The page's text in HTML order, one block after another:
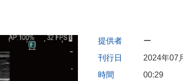
提供者
ー
刊行日
2024年07
時間
00:29